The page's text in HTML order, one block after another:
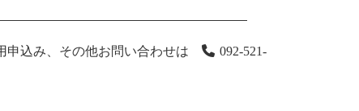
申込み、その他お問い合わせは
092-521-